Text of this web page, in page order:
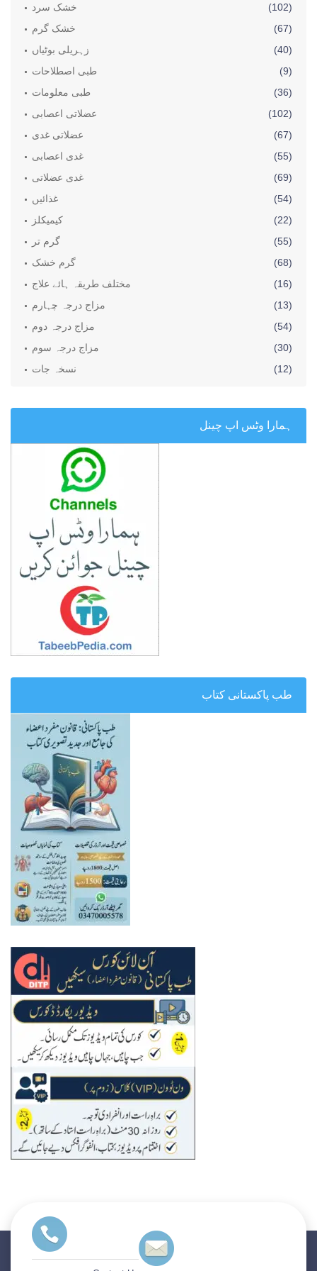
خشک سرد
(102)
خشک گرم
(67)
زہریلی بوٹیاں
(40)
طبی اصطلاحات
(9)
طبی معلومات
(36)
عضلاتی اعصابی
(102)
عضلاتی غدی
(67)
غدی اعصابی
(55)
غدی عضلاتی
(69)
غذائیں
(54)
کیمیکلز
(22)
گرم تر
(55)
گرم خشک
(68)
مختلف طریقہ ہائے علاج
(16)
مزاج درجہ چہارم
(13)
مزاج درجہ دوم
(54)
مزاج درجہ سوم
(30)
نسخہ جات
(12)
ہمارا وٹس اپ چینل
طب پاکستانی کتاب